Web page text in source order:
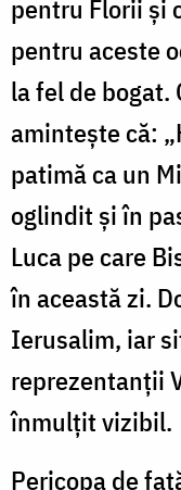
pentru Florii și
pentru aceste
la fel de bogat.
amintește că:
patimă ca un
oglindit și în
Luca pe care
în această zi.
Ierusalim, iar
reprezentanții
înmulțit vizibil.
Pericopa de